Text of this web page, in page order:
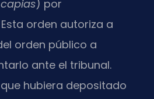
capias) por
orden autoriza a
orden público a
ante el tribunal.
hubiera depositado